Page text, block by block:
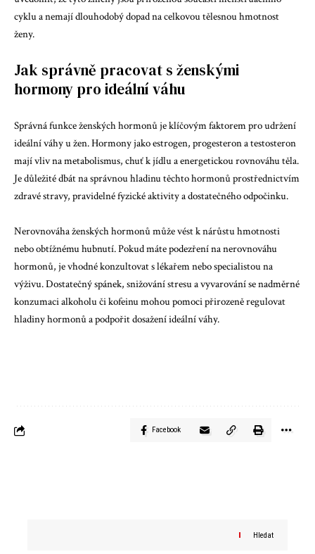
cyklu a nemají dlouhodobý dopad na celkovou tělesnou hmotnost
ženy.
Jak správně pracovat s ženskými
hormony pro ideální váhu
Správná funkce ženských hormonů je klíčovým faktorem pro udržení
ideální váhy u žen. Hormony jako estrogen, progesteron a testosteron
mají vliv na metabolismus, chuť k jídlu a energetickou rovnováhu těla.
Je důležité dbát na správnou hladinu těchto hormonů prostřednictvím
zdravé stravy, pravidelné fyzické aktivity a dostatečného odpočinku.
Nerovnováha ženských hormonů může vést k nárůstu hmotnosti
nebo obtížnému hubnutí. Pokud máte podezření na nerovnováhu
hormonů, je vhodné konzultovat s lékařem nebo specialistou na
výživu. Dostatečný spánek, snižování stresu a vyvarování se nadměrné
konzumaci alkoholu či kofeinu mohou pomoci přirozeně regulovat
hladiny hormonů a podpořit dosažení ideální váhy.
Facebook
Hledat